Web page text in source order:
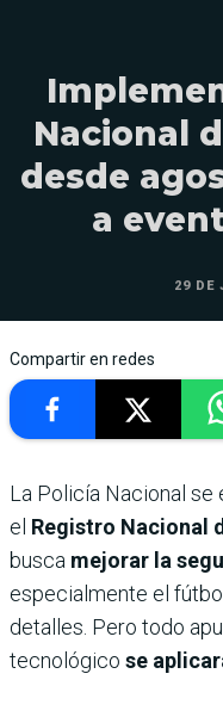
Nacional
desde
a
29 DE
Compartir en redes
La Policía Nacional
el Registro Nacional
busca mejorar la
especialmente el
detalles. Pero todo
tecnológico se